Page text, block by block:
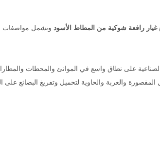
رافعة شوكية من المطاط الأسود وتشمل مواصفات
على نطاق واسع في الموانئ والمحطات
المقصورة والعربة والحاوية لتحميل وتفريغ البضائع